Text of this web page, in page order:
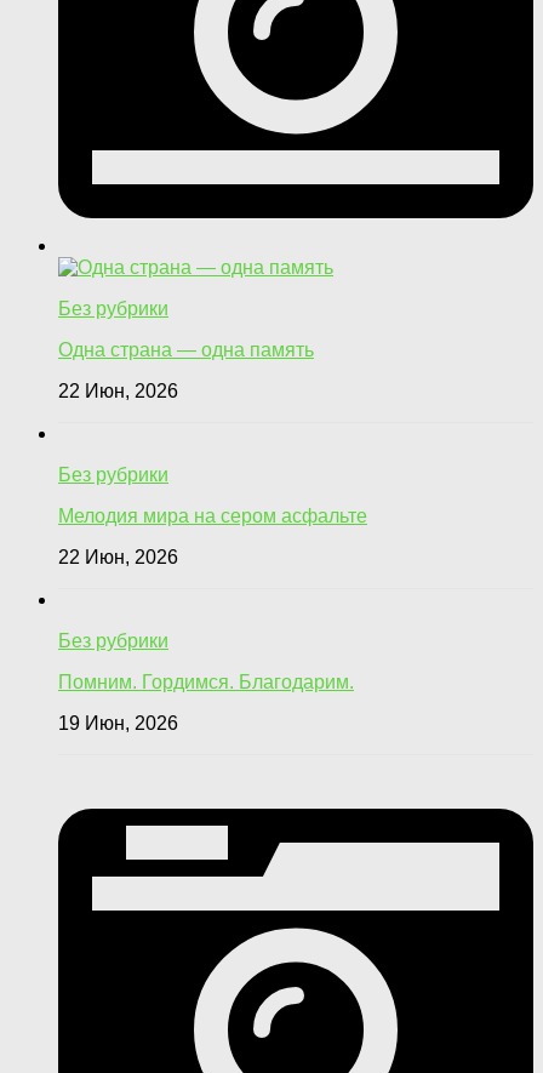
Без рубрики
Одна страна — одна память
22 Июн, 2026
Без рубрики
Мелодия мира на сером асфальте
22 Июн, 2026
Без рубрики
Помним. Гордимся. Благодарим.
19 Июн, 2026